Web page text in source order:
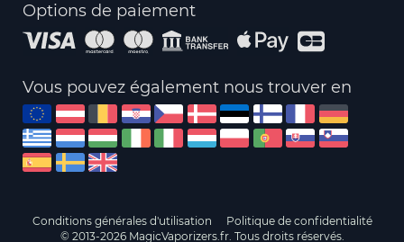
Options de paiement
Vous pouvez également nous trouver en
Conditions générales d'utilisation
Politique de confidentialité
© 2013-2026 MagicVaporizers.fr. Tous droits réservés.